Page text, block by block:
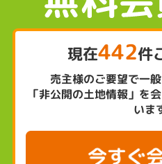
現在442件
売主様のご要望で一
「非公開の土地情報」を
いま